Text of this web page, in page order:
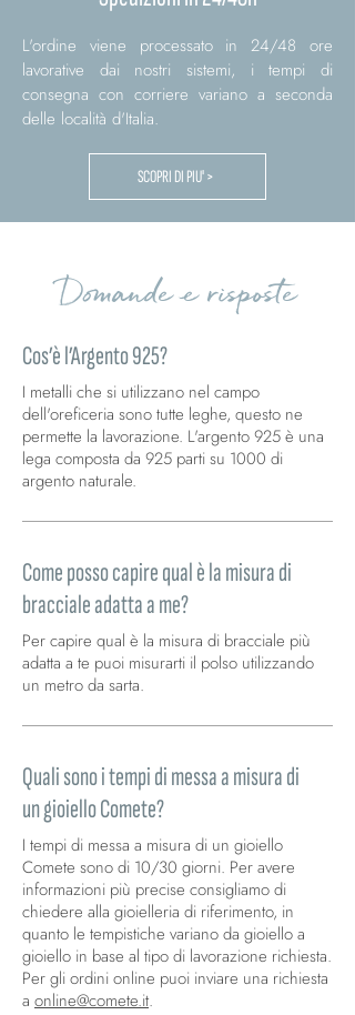
L'ordine viene processato in 24/48 ore
lavorative dai nostri sistemi, i tempi di
consegna con corriere variano a seconda
delle località d'Italia.
SCOPRI DI PIU' >
Domande e risposte
Cos’è l’Argento 925?
I metalli che si utilizzano nel campo
dell'oreficeria sono tutte leghe, questo ne
permette la lavorazione. L'argento 925 è una
lega composta da 925 parti su 1000 di
argento naturale.
Come posso capire qual è la misura di
bracciale adatta a me?
Per capire qual è la misura di bracciale più
adatta a te puoi misurarti il polso utilizzando
un metro da sarta.
Quali sono i tempi di messa a misura di
un gioiello Comete?
I tempi di messa a misura di un gioiello
Comete sono di 10/30 giorni. Per avere
informazioni più precise consigliamo di
chiedere alla gioielleria di riferimento, in
quanto le tempistiche variano da gioiello a
gioiello in base al tipo di lavorazione richiesta.
Per gli ordini online puoi inviare una richiesta
a online@comete.it.